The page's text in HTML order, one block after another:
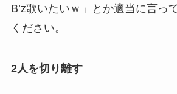
B’z歌いたいｗ」とか適当に言っ
ください。
2人を切り離す